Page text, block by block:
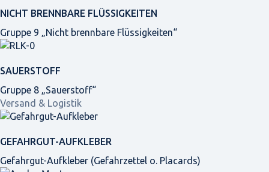
NICHT BRENNBARE FLÜSSIGKEITEN
Gruppe 9 „Nicht brennbare Flüssigkeiten“
SAUERSTOFF
Gruppe 8 „Sauerstoff“
Versand & Logistik
GEFAHRGUT-AUFKLEBER
Gefahrgut-Aufkleber (Gefahrzettel o. Placards)